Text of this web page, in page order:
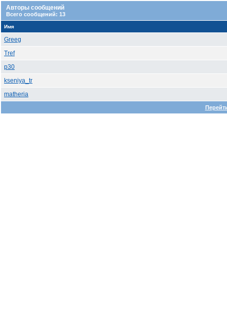
Авторы сообщений
Всего сообщений: 13
Имя
Greeg
Tref
p30
kseniya_tr
matheria